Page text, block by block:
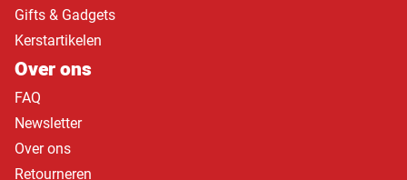
Gifts & Gadgets
Kerstartikelen
Over ons
FAQ
Newsletter
Over ons
Retourneren